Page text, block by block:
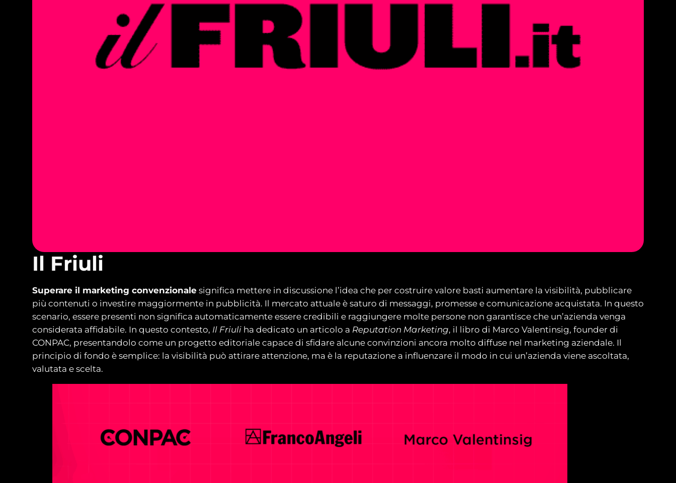
Il Friuli
Superare il marketing convenzionale significa mettere in discussione l’idea che per costruire valore basti aumentare la visibilità, pubblicare
più contenuti o investire maggiormente in pubblicità. Il mercato attuale è saturo di messaggi, promesse e comunicazione acquistata. In questo
scenario, essere presenti non significa automaticamente essere credibili e raggiungere molte persone non garantisce che un’azienda venga
considerata affidabile. In questo contesto, Il Friuli ha dedicato un articolo a Reputation Marketing, il libro di Marco Valentinsig, founder di
CONPAC, presentandolo come un progetto editoriale capace di sfidare alcune convinzioni ancora molto diffuse nel marketing aziendale. Il
principio di fondo è semplice: la visibilità può attirare attenzione, ma è la reputazione a influenzare il modo in cui un’azienda viene ascoltata,
valutata e scelta.